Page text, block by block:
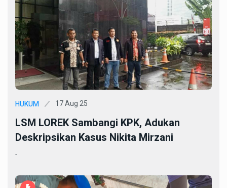
HUKUM 17 Aug 25
LSM LOREK Sambangi KPK, Adukan
Deskripsikan Kasus Nikita Mirzani
-